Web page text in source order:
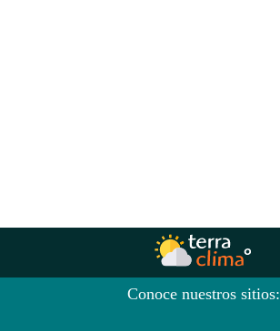
Conoce nuestros sitios: